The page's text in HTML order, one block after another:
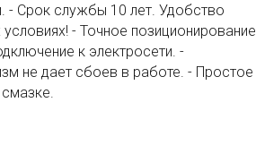
- Срок службы 10 лет. Удобство
- Точное позиционирование
к электросети. -
не дает сбоев в работе. - Простое